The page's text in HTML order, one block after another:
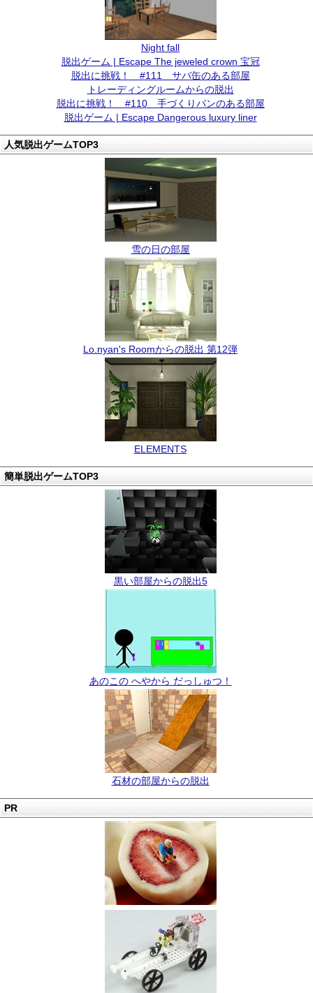
Night fall
脱出ゲーム | Escape The jeweled crown 宝冠
脱出に挑戦！ #111 サバ缶のある部屋
トレーディングルームからの脱出
脱出に挑戦！ #110 手づくりパンのある部屋
脱出ゲーム | Escape Dangerous luxury liner
人気脱出ゲームTOP3
雪の日の部屋
Lo.nyan's Roomからの脱出 第12弾
ELEMENTS
簡単脱出ゲームTOP3
黒い部屋からの脱出5
あのこの へやから だっしゅつ！
石材の部屋からの脱出
PR